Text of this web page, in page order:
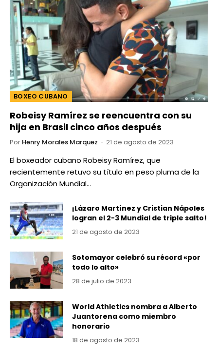
BOXEO CUBANO
Robeisy Ramírez se reencuentra con su
hija en Brasil cinco años después
Por Henry Morales Marquez 21 de agosto de 2023
El boxeador cubano Robeisy Ramírez, que
recientemente retuvo su título en peso pluma de la
Organización Mundial…
¡Lázaro Martínez y Cristian Nápoles
logran el 2-3 Mundial de triple salto!
21 de agosto de 2023
Sotomayor celebró su récord «por
todo lo alto»
28 de julio de 2023
World Athletics nombra a Alberto
Juantorena como miembro
honorario
18 de agosto de 2023